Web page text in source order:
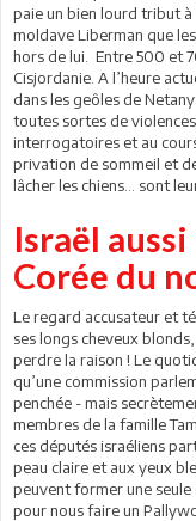
paie un bien lourd tribut
moldave Liberman que
hors de lui. Entre 500 et
Cisjordanie. A l’heure
dans les geôles de
toutes sortes de
interrogatoires et au
privation de sommeil et
lâcher les chiens… sont
Israël
Corée du
Le regard accusateur et
ses longs cheveux
perdre la raison ! Le
qu’une commission
penchée - mais
membres de la famille
ces députés israéliens
peau claire et aux yeux
peuvent former une seule
pour nous faire un